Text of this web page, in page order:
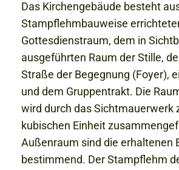
Das Kirchengebäude besteht
Stampflehmbauweise
Gottesdienstraum, dem in
ausgeführten Raum der Stille,
Straße der Begegnung (Foyer),
und dem Gruppentrakt. Die
wird durch das Sichtmauerwerk
kubischen Einheit
Außenraum sind die erhaltenen
bestimmend. Der Stampflehm